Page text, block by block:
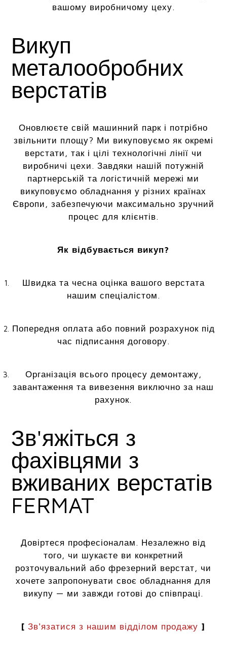
вашому виробничому цеху.
Викуп
металообробних
верстатів
Оновлюєте свій машинний парк і потрібно
звільнити площу? Ми викуповуємо як окремі
верстати, так і цілі технологічні лінії чи
виробничі цехи. Завдяки нашій потужній
партнерській та логістичній мережі ми
викуповуємо обладнання у різних країнах
Європи, забезпечуючи максимально зручний
процес для клієнтів.
Як відбувається викуп?
Швидка та чесна оцінка вашого верстата
нашим спеціалістом.
Попередня оплата або повний розрахунок під
час підписання договору.
Організація всього процесу демонтажу,
завантаження та вивезення виключно за наш
рахунок.
Зв'яжіться з
фахівцями з
вживаних верстатів
FERMAT
Довіртеся професіоналам. Незалежно від
того, чи шукаєте ви конкретний
розточувальний або фрезерний верстат, чи
хочете запропонувати своє обладнання для
викупу — ми завжди готові до співпраці.
[Зв'язатися з нашим відділом продажу ]